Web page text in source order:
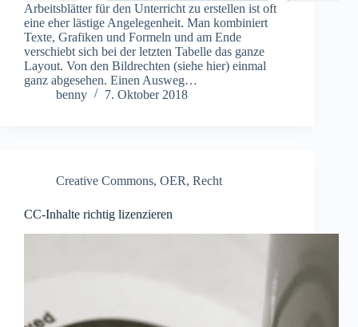
Arbeitsblätter für den Unterricht zu erstellen ist oft
eine eher lästige Angelegenheit. Man kombiniert
Texte, Grafiken und Formeln und am Ende
verschiebt sich bei der letzten Tabelle das ganze
Layout. Von den Bildrechten (siehe hier) einmal
ganz abgesehen. Einen Ausweg…
benny
7. Oktober 2018
Creative Commons, OER, Recht
CC-Inhalte richtig lizenzieren